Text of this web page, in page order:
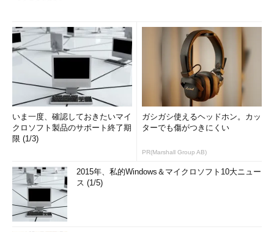
いま一度、確認しておきたいマイ
クロソフト製品のサポート終了期
限 (1/3)
ガシガシ使えるヘッドホン。カッ
ターでも傷がつきにくい
PR(Marshall Group AB)
2015年、私的Windows＆マイクロソフト10大ニュー
ス (1/5)